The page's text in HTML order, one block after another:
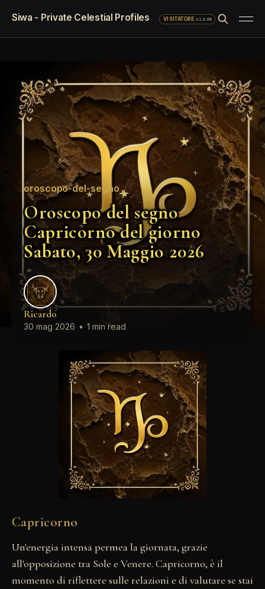
Siwa - Private Celestial Profiles VISITATORE·v1.0.69
oroscopo-del-segno
Oroscopo del segno
Capricorno del giorno
Sabato, 30 Maggio 2026
Ricardo
30 mag 2026 • 1 min read
Capricorno
Un'energia intensa permea la giornata, grazie
all'opposizione tra Sole e Venere. Capricorno, è il
momento di riflettere sulle relazioni e di valutare se stai